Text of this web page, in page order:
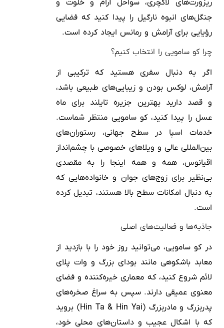
ریزورت‌های لاکچری، سواحل آرام و خلوت و
جنگل‌های انبوه نارگیل را پیدا کنید که فضایی
رؤیایی برای آرامش و رمانس ایجاد کرده است.
چرا کو سامویی را انتخاب کنیم؟
اگر به دنبال سفری هستید که ترکیبی از
آرامش، لوکس بودن و زیبایی‌های طبیعی باشد،
و قصد دارید بهترین جزیره تایلند برای ماه
عسل را پیدا کنید، کو سامویی منتظر شماست.
خدمات اسپا در سطح جهانی، رستوران‌های
بین‌المللی عالی و ویلاهای خصوصی با چشم‌انداز
اقیانوس، همه و همه اینجا را به مقصدی
بی‌نظیر برای زوج‌های جوان و خانواده‌هایی که
به دنبال امکانات سطح بالا هستند، تبدیل کرده
است.
جاذبه‌ها و فعالیت‌های اصلی
در کو سامویی، می‌توانید روز خود را با بازدید از
معابد باشکوهی مانند بودای بزرگ و وات پلای
لائم شروع کنید، که معماری خیره‌کننده و فضای
معنوی عمیقی دارند. سپس به سراغ صخره‌های
پدربزرگ و مادربزرگ (Hin Ta & Hin Yai) بروید
که با اشکال عجیب و داستان‌های محلی خود،